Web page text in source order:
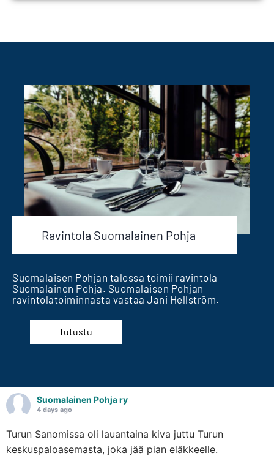
Ravintola Suomalainen Pohja
Suomalaisen Pohjan talossa toimii ravintola
Suomalainen Pohja. Suomalaisen Pohjan
ravintolatoiminnasta vastaa Jani Hellström.
Tutustu
Suomalainen Pohja ry
4 days ago
Turun Sanomissa oli lauantaina kiva juttu Turun
keskuspaloasemasta, joka jää pian eläkkeelle.